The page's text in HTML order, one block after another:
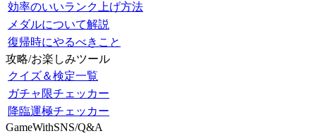
効率のいいランク上げ方法
メダルについて解説
復帰時にやるべきこと
攻略/お楽しみツール
クイズ＆検定一覧
ガチャ限チェッカー
降臨運極チェッカー
GameWithSNS/Q&A